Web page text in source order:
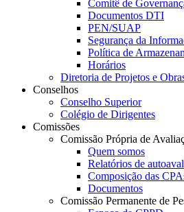
Comitê de
Documentos DTI
PEN/SUAP
Segurança da
Política de
Horários
Diretoria de Projetos e
Conselhos
Conselho Superior
Colégio de Dirigentes
Comissões
Comissão Própria de
Quem somos
Relatórios de
Composição das
Documentos
Comissão Permanente de